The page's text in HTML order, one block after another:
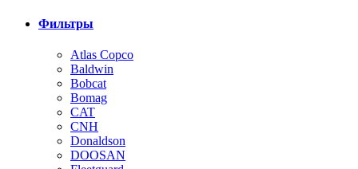
Фильтры
Atlas Copco
Baldwin
Bobcat
Bomag
CAT
CNH
Donaldson
DOOSAN